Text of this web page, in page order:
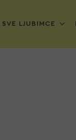
SVE LJUBIMCE